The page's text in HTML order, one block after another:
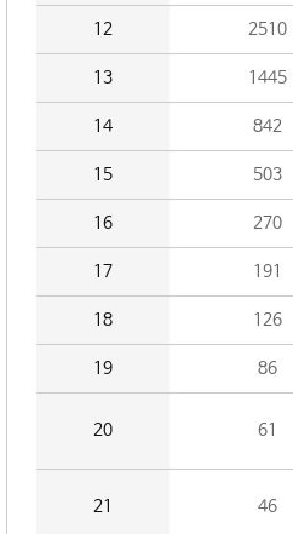
12 2510
13 1445
14 842
15 503
16 270
17 191
18 126
19 86
20 61
21 46